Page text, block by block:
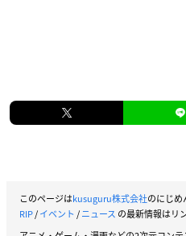
このページはkusuguru株式会社のにじめ
RIP/イベント /ニュース の最新情報はリ